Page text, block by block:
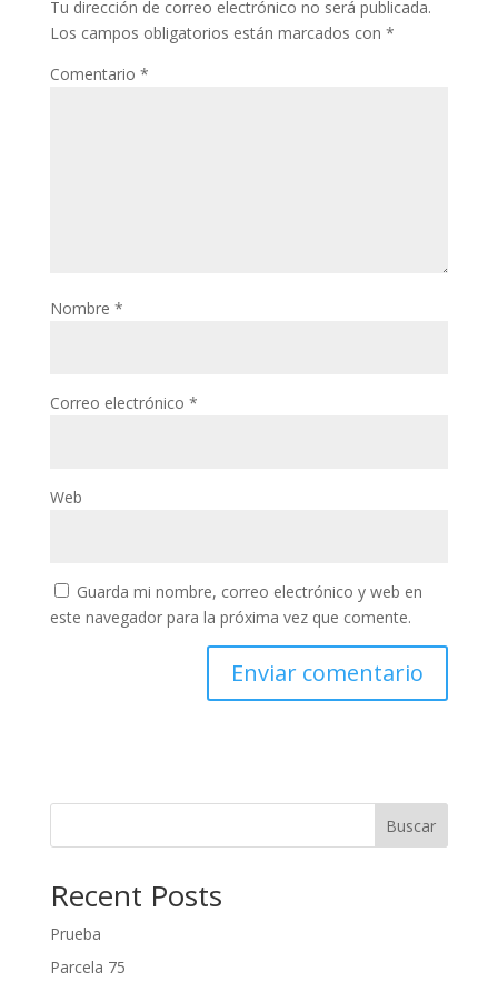
Tu dirección de correo electrónico no será publicada.
Los campos obligatorios están marcados con *
Comentario *
Nombre *
Correo electrónico *
Web
Guarda mi nombre, correo electrónico y web en
este navegador para la próxima vez que comente.
Buscar
Recent Posts
Prueba
Parcela 75